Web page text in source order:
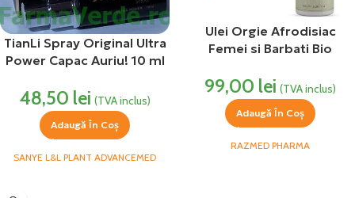
TianLi Spray Original Ultra
Power Capac Auriu! 10 ml
48,50 lei (TVA inclus)
Adaugă În Coș
SANYE L&L PLANT ADVANCEMED
Ulei Orgie Afrodisiac
Femei si Barbati Bio
99,00 lei (TVA inclus)
Adaugă În Coș
RAZMED PHARMA